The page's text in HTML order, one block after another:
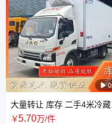

大量转让 库存 二手4米冷藏
多样化操作简单 配送新鲜蔬
￥5.70万/件